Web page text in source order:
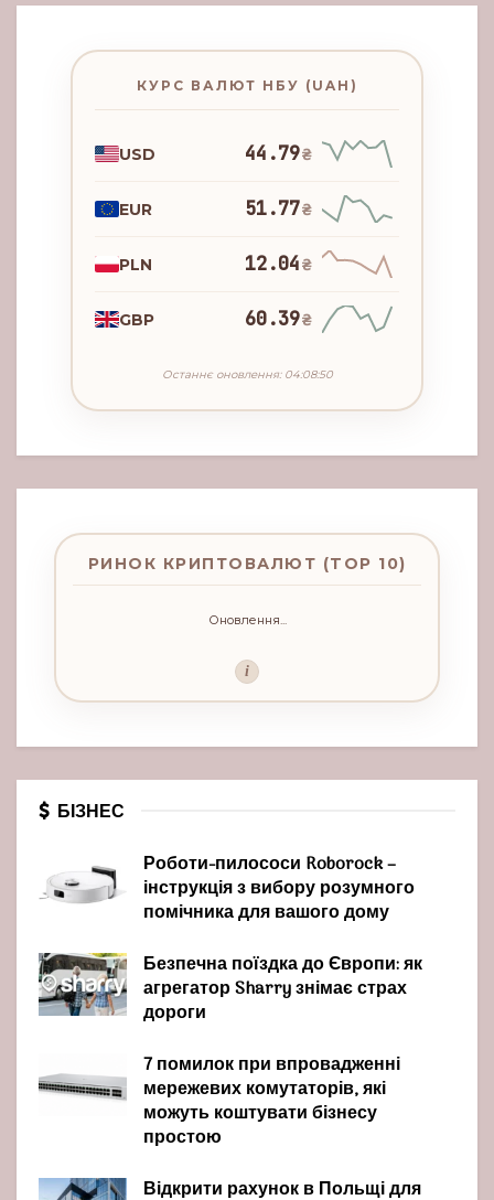
КУРС ВАЛЮТ НБУ (UAH)
USD 44.79₴
EUR 51.77₴
PLN 12.04₴
GBP 60.39₴
Останнє оновлення: 04:08:50
РИНОК КРИПТОВАЛЮТ (TOP 10)
Оновлення...
i
БІЗНЕС
Роботи-пилососи Roborock –
інструкція з вибору розумного
помічника для вашого дому
Безпечна поїздка до Європи: як
агрегатор Sharry знімає страх
дороги
7 помилок при впровадженні
мережевих комутаторів, які
можуть коштувати бізнесу
простою
Відкрити рахунок в Польщі для